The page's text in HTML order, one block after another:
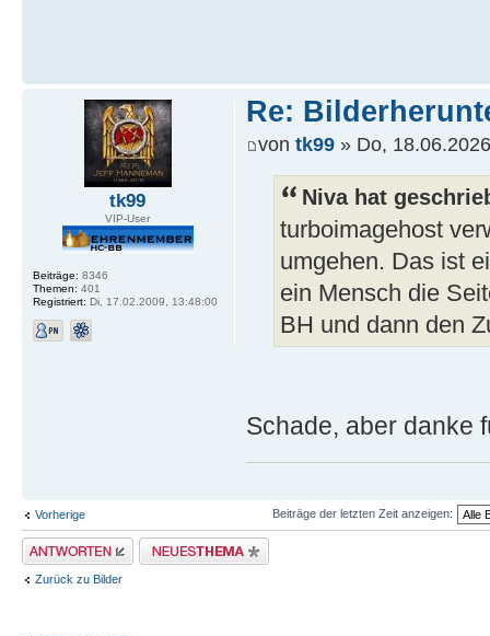
tk99
VIP-User
Beiträge: 8346
Themen: 401
Registriert: Di, 17.02.2009, 13:48:00
Re:
von tk99 » Do,
Niva hat
turboimagehost
umgehen. Das ist
ein Mensch die
BH und dann den
Schade, aber danke
Vorherige Beiträge der letzten Zeit anzeigen:
Antwort erstellen Neues Thema erstellen
Zurück zu Bilder